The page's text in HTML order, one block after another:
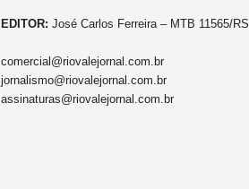
EDITOR: José Carlos Ferreira – MTB 11565/RS
comercial@riovalejornal.com.br
jornalismo@riovalejornal.com.br
assinaturas@riovalejornal.com.br